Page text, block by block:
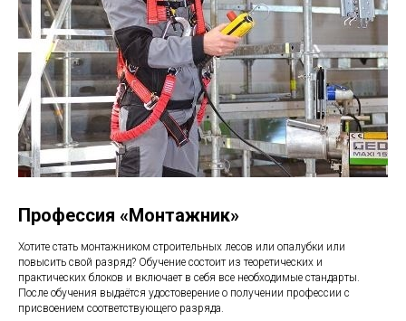
Профессия «Монтажник»
Хотите стать монтажником строительных лесов или опалубки или
повысить свой разряд? Обучение состоит из теоретических и
практических блоков и включает в себя все необходимые стандарты.
После обучения выдаётся удостоверение о получении профессии с
присвоением соответствующего разряда.